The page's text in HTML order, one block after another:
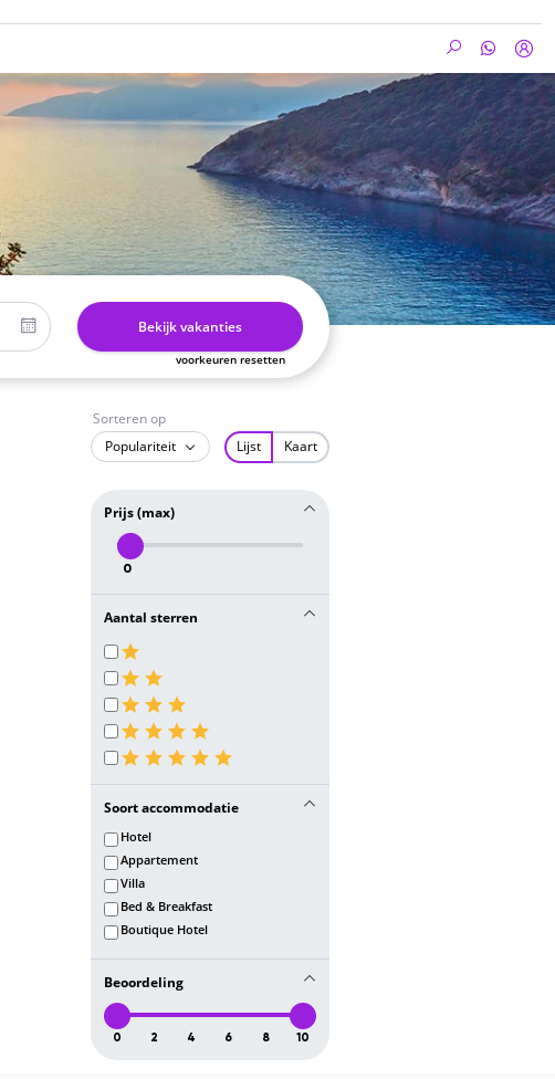
Bekijk vakanties
voorkeuren resetten
Sorteren op
Populariteit
Lijst Kaart
Prijs (max)
0
Aantal sterren
Soort accommodatie
Hotel
Appartement
Villa
Bed & Breakfast
Boutique Hotel
Beoordeling
0 2 4 6 8 10